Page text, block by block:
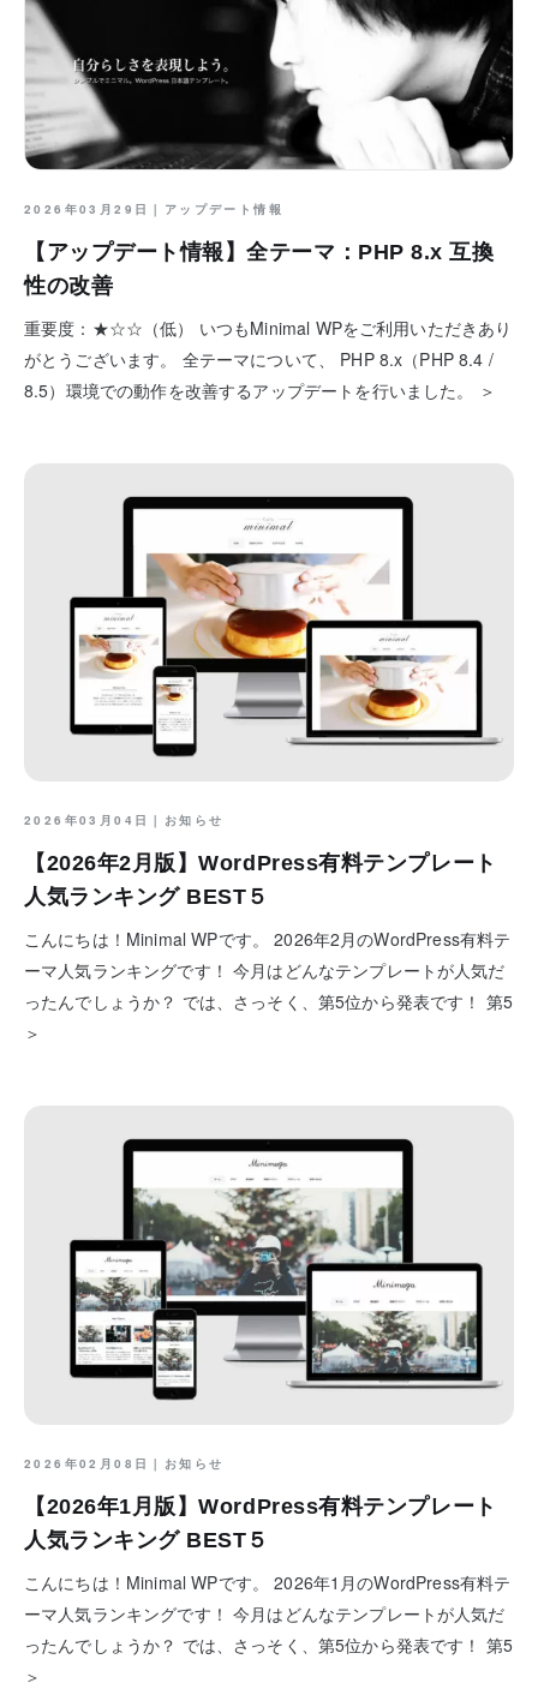
2026年03月29日｜ アップデート情報
【アップデート情報】全テーマ：PHP 8.x 互換
性の改善
重要度：★☆☆（低） いつもMinimal WPをご利用いただきあり
がとうございます。 全テーマについて、 PHP 8.x（PHP 8.4 /
8.5）環境での動作を改善するアップデートを行いました。 ＞
2026年03月04日｜ お知らせ
【2026年2月版】WordPress有料テンプレート
人気ランキング BEST５
こんにちは！Minimal WPです。 2026年2月のWordPress有料テ
ーマ人気ランキングです！ 今月はどんなテンプレートが人気だ
ったんでしょうか？ では、さっそく、第5位から発表です！ 第5
＞
2026年02月08日｜ お知らせ
【2026年1月版】WordPress有料テンプレート
人気ランキング BEST５
こんにちは！Minimal WPです。 2026年1月のWordPress有料テ
ーマ人気ランキングです！ 今月はどんなテンプレートが人気だ
ったんでしょうか？ では、さっそく、第5位から発表です！ 第5
＞